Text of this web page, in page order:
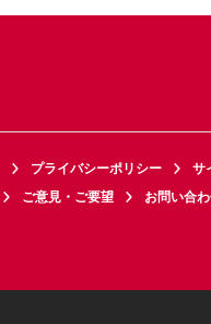
プライバシーポリシー サ
ご意見・ご要望 お問い合